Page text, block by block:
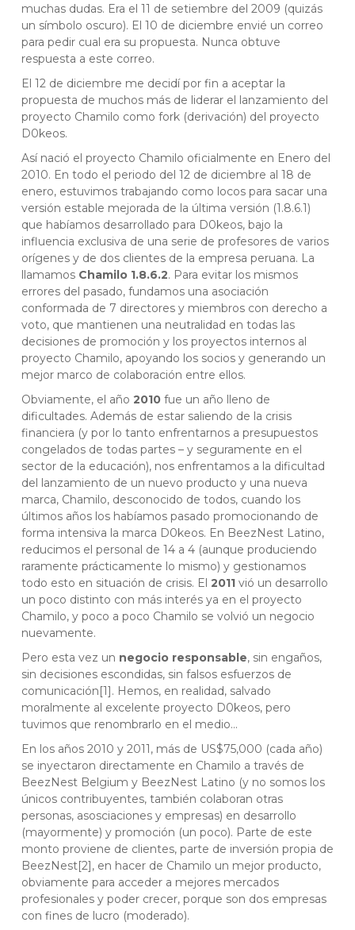
muchas dudas. Era el 11 de setiembre del 2009 (quizás
un símbolo oscuro). El 10 de diciembre envié un correo
para pedir cual era su propuesta. Nunca obtuve
respuesta a este correo.
El 12 de diciembre me decidí por fin a aceptar la
propuesta de muchos más de liderar el lanzamiento del
proyecto Chamilo como fork (derivación) del proyecto
D0keos.
Así nació el proyecto Chamilo oficialmente en Enero del
2010. En todo el periodo del 12 de diciembre al 18 de
enero, estuvimos trabajando como locos para sacar una
versión estable mejorada de la última versión (1.8.6.1)
que habíamos desarrollado para D0keos, bajo la
influencia exclusiva de una serie de profesores de varios
orígenes y de dos clientes de la empresa peruana. La
llamamos Chamilo 1.8.6.2. Para evitar los mismos
errores del pasado, fundamos una asociación
conformada de 7 directores y miembros con derecho a
voto, que mantienen una neutralidad en todas las
decisiones de promoción y los proyectos internos al
proyecto Chamilo, apoyando los socios y generando un
mejor marco de colaboración entre ellos.
Obviamente, el año 2010 fue un año lleno de
dificultades. Además de estar saliendo de la crisis
financiera (y por lo tanto enfrentarnos a presupuestos
congelados de todas partes – y seguramente en el
sector de la educación), nos enfrentamos a la dificultad
del lanzamiento de un nuevo producto y una nueva
marca, Chamilo, desconocido de todos, cuando los
últimos años los habíamos pasado promocionando de
forma intensiva la marca D0keos. En BeezNest Latino,
reducimos el personal de 14 a 4 (aunque produciendo
raramente prácticamente lo mismo) y gestionamos
todo esto en situación de crisis. El 2011 vió un desarrollo
un poco distinto con más interés ya en el proyecto
Chamilo, y poco a poco Chamilo se volvió un negocio
nuevamente.
Pero esta vez un negocio responsable, sin engaños,
sin decisiones escondidas, sin falsos esfuerzos de
comunicación[1]. Hemos, en realidad, salvado
moralmente al excelente proyecto D0keos, pero
tuvimos que renombrarlo en el medio…
En los años 2010 y 2011, más de US$75,000 (cada año)
se inyectaron directamente en Chamilo a través de
BeezNest Belgium y BeezNest Latino (y no somos los
únicos contribuyentes, también colaboran otras
personas, asosciaciones y empresas) en desarrollo
(mayormente) y promoción (un poco). Parte de este
monto proviene de clientes, parte de inversión propia de
BeezNest[2], en hacer de Chamilo un mejor producto,
obviamente para acceder a mejores mercados
profesionales y poder crecer, porque son dos empresas
con fines de lucro (moderado).